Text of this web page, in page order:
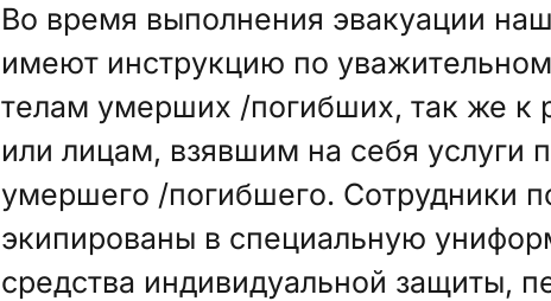
Во время выполнения эвакуации
имеют инструкцию по
телам умерших /погибших, так же к
или лицам, взявшим на себя услуги
умершего /погибшего. Сотрудники
экипированы в специальную
средства индивидуальной защиты,